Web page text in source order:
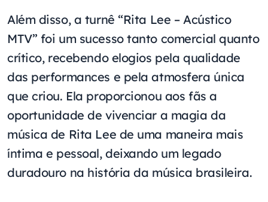
Além disso, a turnê “Rita Lee – Acústico
MTV” foi um sucesso tanto comercial quanto
crítico, recebendo elogios pela qualidade
das performances e pela atmosfera única
que criou. Ela proporcionou aos fãs a
oportunidade de vivenciar a magia da
música de Rita Lee de uma maneira mais
íntima e pessoal, deixando um legado
duradouro na história da música brasileira.